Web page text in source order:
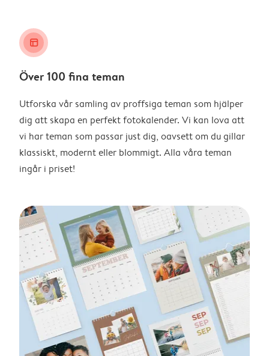
layout_alt
Över 100 fina teman
Utforska vår samling av proffsiga teman som hjälper
dig att skapa en perfekt fotokalender. Vi kan lova att
vi har teman som passar just dig, oavsett om du gillar
klassiskt, modernt eller blommigt. Alla våra teman
ingår i priset!